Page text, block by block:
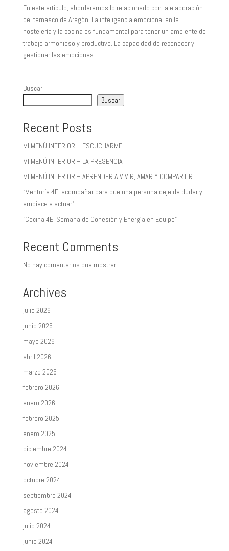
En este artículo, abordaremos lo relacionado con la elaboración
del ternasco de Aragón. La inteligencia emocional en la
hostelería y la cocina es fundamental para tener un ambiente de
trabajo armonioso y productivo. La capacidad de reconocer y
gestionar las emociones...
Buscar
Buscar
Recent Posts
MI MENÚ INTERIOR – ESCUCHARME
MI MENÚ INTERIOR – LA PRESENCIA
MI MENÚ INTERIOR – APRENDER A VIVIR, AMAR Y COMPARTIR
“Mentoría 4E: acompañar para que una persona deje de dudar y
empiece a actuar”
“Cocina 4E: Semana de Cohesión y Energía en Equipo”
Recent Comments
No hay comentarios que mostrar.
Archives
julio 2026
junio 2026
mayo 2026
abril 2026
marzo 2026
febrero 2026
enero 2026
febrero 2025
enero 2025
diciembre 2024
noviembre 2024
octubre 2024
septiembre 2024
agosto 2024
julio 2024
junio 2024